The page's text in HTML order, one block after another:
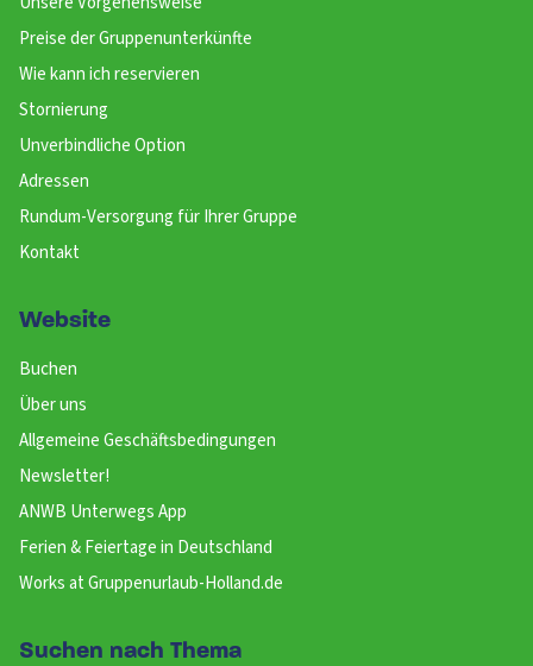
Preise der Gruppenunterkünfte
Wie kann ich reservieren
Stornierung
Unverbindliche Option
Adressen
Rundum-Versorgung für Ihrer Gruppe
Kontakt
Website
Buchen
Über uns
Allgemeine Geschäftsbedingungen
Newsletter!
ANWB Unterwegs App
Ferien & Feiertage in Deutschland
Works at Gruppenurlaub-Holland.de
Suchen nach Thema